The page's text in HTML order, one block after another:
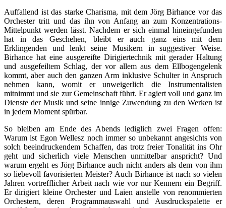
Auffallend ist das starke Charisma, mit dem Jörg Birhance vor das
Orchester tritt und das ihn von Anfang an zum Konzentrations-
Mittelpunkt werden lässt. Nachdem er sich einmal hineingefunden
hat in das Geschehen, bleibt er auch ganz eins mit dem
Erklingenden und lenkt seine Musikern in suggestiver Weise.
Birhance hat eine ausgereifte Dirigiertechnik mit gerader Haltung
und ausgefeiltem Schlag, der vor allem aus dem Ellbogengelenk
kommt, aber auch den ganzen Arm inklusive Schulter in Anspruch
nehmen kann, womit er unweigerlich die Instrumentalisten
mitnimmt und sie zur Gemeinschaft führt. Er agiert voll und ganz im
Dienste der Musik und seine innige Zuwendung zu den Werken ist
in jedem Moment spürbar.
So bleiben am Ende des Abends lediglich zwei Fragen offen:
Warum ist Egon Wellesz noch immer so unbekannt angesichts von
solch beeindruckendem Schaffen, das trotz freier Tonalität ins Ohr
geht und sicherlich viele Menschen unmittelbar anspricht? Und
warum ergeht es Jörg Birhance auch nicht anders als dem von ihm
so liebevoll favorisierten Meister? Auch Birhance ist nach so vielen
Jahren vortrefflicher Arbeit nach wie vor nur Kennern ein Begriff.
Er dirigiert kleine Orchester und Laien anstelle von renommierten
Orchestern, deren Programmauswahl und Ausdruckspalette er